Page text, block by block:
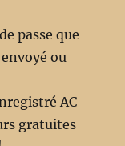
passe que
ou
AC
gratuites